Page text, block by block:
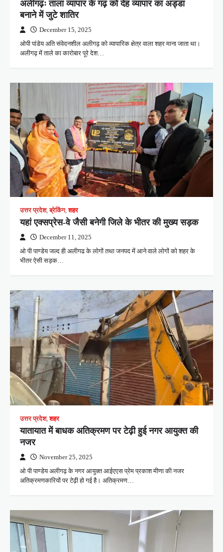
अलीगढ़ः ताला व्यापार के गढ़ को देह व्यापार का अड्डा
बनाने में जुटे शातिर
December 15, 2025
ओपी पांडेय अति संवेदनशील अलीगढ़ को व्यापारिक क्षेत्र वाला शहर माना जाता था।
अलीगढ़ में ताले का कारोबार पूरे देश…
उत्तर प्रदेश,ब्रेकिंग,शहर
यहां एक्सप्रेस-वे जैसी बनेगी जिले के भीतर की मुख्य सड़क
December 11, 2025
ओ पी पाण्डेय जल्द ही अलीगढ के लोगों तथा जनपद में आने वाले लोगों को शहर के
भीतर ऐसी सड़क…
उत्तर प्रदेश,शहर
यातायात में बाधक अतिक्रमण पर टेढ़ी हुई नगर आयुक्त की
नजर
November 25, 2025
ओ पी पाण्डेय अलीगढ़ के नगर आयुक्त आईएएस प्रेम प्रकाश मीणा की नजर
अतिक्रमणकारियों पर टेढ़ी हो गई है। अतिक्रमण…